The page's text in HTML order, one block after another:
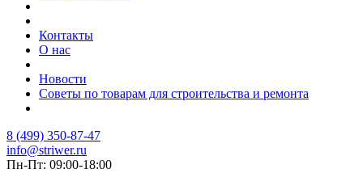
Контакты
О нас
Новости
Советы по товарам для строительства и ремонта
8 (499) 350-87-47
info@striwer.ru
Пн-Пт: 09:00-18:00